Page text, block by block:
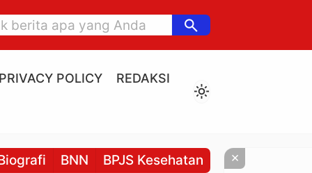
search
PRIVACY POLICY
REDAKSI
light_mode
BNN BPJS Kesehatan BPJS
×